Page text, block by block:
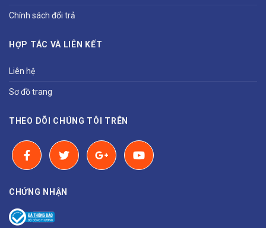
Chính sách đổi trả
HỢP TÁC VÀ LIÊN KẾT
Liên hệ
Sơ đồ trang
THEO DÕI CHÚNG TÔI TRÊN
CHỨNG NHẬN